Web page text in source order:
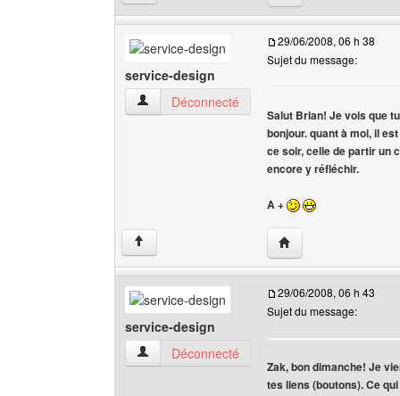
service-design
service-design Voir le profil de l'utilisateur
Déconnecté
29/06/2008, 06 h 38
Sujet du message:
Salut Brian! Je vois que
bonjour. quant à moi, il
ce soir, celle de partir un
encore y réfléchir.
A +
↑ Visiter le site web
service-design
service-design Voir le profil de l'utilisateur
Déconnecté
29/06/2008, 06 h 43
Sujet du message:
Zak, bon dimanche! Je
tes liens (boutons). Ce